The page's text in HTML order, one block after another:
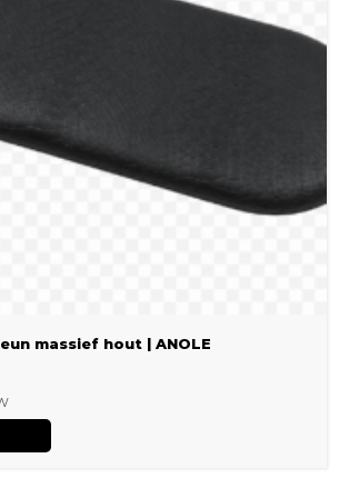
massief hout | ANOLE
gekozen
worden